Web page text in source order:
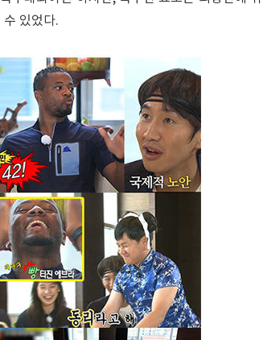
있었다.